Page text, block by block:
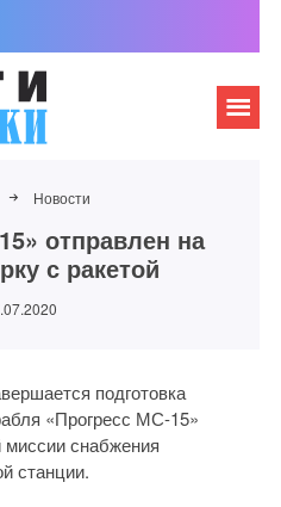
Новости
отправлен на
с ракетой
подготовка
«Прогресс МС-15»
миссии снабжения
станции.